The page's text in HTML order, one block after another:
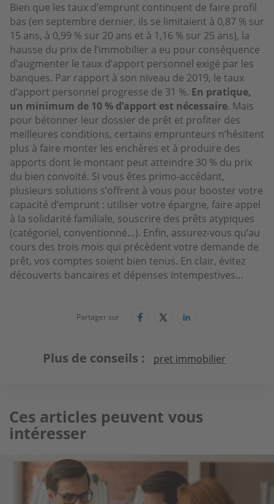
Bien que les taux d’emprunt continuent de faire profil
bas (en septembre dernier, ils se limitaient à 0,87 % sur
15 ans, à 0,99 % sur 20 ans et à 1,16 % sur 25 ans), la
hausse du prix de l’immobilier a eu pour conséquence
d’augmenter le taux d’apport personnel exigé par les
banques. Par rapport à son niveau de 2019, le taux
d’apport personnel progresse de 31 %. En pratique,
un minimum de 10 % d’apport est nécessaire. Mais
pour bétonner leur dossier de prêt et profiter des
meilleures conditions, certains emprunteurs n’hésitent
plus à faire monter les enchères et à produire des
apports dont le montant peut atteindre 30 % du prix
du bien convoité. Si vous êtes primo-accédant,
plusieurs solutions s’offrent à vous pour booster votre
capacité d’emprunt : utiliser votre épargne, faire appel
à la solidarité familiale, souscrire des prêts atypiques
(catégoriel, conventionné…). Enfin, assurez-vous qu’au
cours des trois mois qui précèdent votre demande de
prêt, vos comptes soient bien tenus. En clair, évitez
découverts bancaires et dépenses intempestives…
Partager sur
Plus de conseils pret immobilier
Ces articles peuvent vous
intéresser
Image